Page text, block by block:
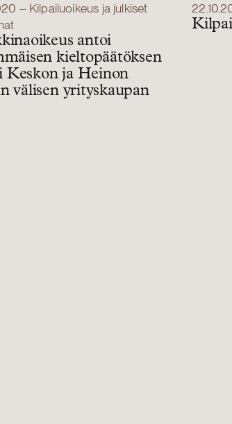
– Kilpailuoikeus ja julkiset
antoi
kieltopäätöksen
Keskon ja Heinon
välisen yrityskaupan